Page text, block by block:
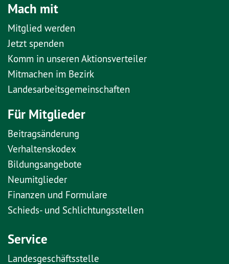
Mach mit
Mitglied werden
Jetzt spenden
Komm in unseren Aktionsverteiler
Mitmachen im Bezirk
Landesarbeitsgemeinschaften
Für Mitglieder
Beitragsänderung
Verhaltenskodex
Bildungsangebote
Neumitglieder
Finanzen und Formulare
Schieds- und Schlichtungsstellen
Service
Landesgeschäftsstelle